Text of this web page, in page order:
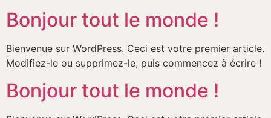
Bonjour tout le monde !
Bienvenue sur WordPress. Ceci est votre premier article.
Modifiez-le ou supprimez-le, puis commencez à écrire !
Bonjour tout le monde !